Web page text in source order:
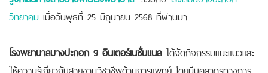
วิทยาคม เมื่อวันพุธที่ 25 มิถุนายน 2568 ที่ผ่านมา
โรงพยาบาลบางปะกอก 9 อินเตอร์เนชั่นแนลได้จัดกิจกรรมแนะแนวและ